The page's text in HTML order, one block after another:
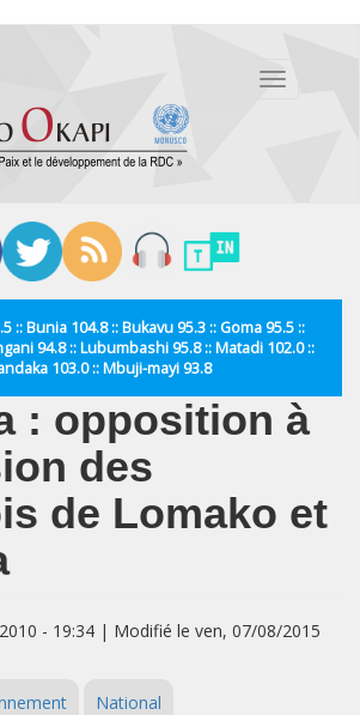
Toggle
:: Bunia 104.8 :: Bukavu 95.3 :: Goma 95.5 ::
94.8 :: Lubumbashi 95.8 :: Matadi 102.0 ::
103.0 :: Mbuji-mayi 93.8
: opposition à
des
de Lomako et
- 19:34 | Modifié le ven, 07/08/2015
National